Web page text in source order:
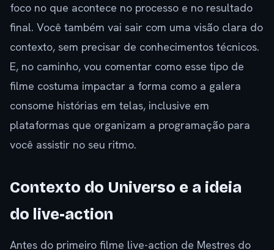
foco no que acontece no processo e no resultado
final. Você também vai sair com uma visão clara do
contexto, sem precisar de conhecimentos técnicos.
E, no caminho, vou comentar como esse tipo de
filme costuma impactar a forma como a galera
consome histórias em telas, inclusive em
plataformas que organizam a programação para
você assistir no seu ritmo.
Contexto do Universo e a ideia
do live-action
Antes do primeiro filme live-action de Mestres do